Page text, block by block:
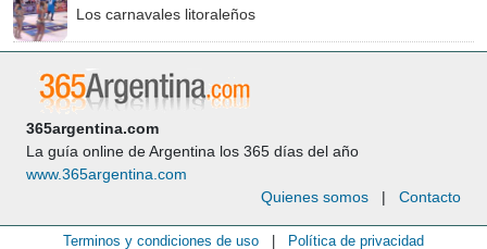
Los carnavales litoraleños
365argentina.com
La guía online de Argentina los 365 días del año
www.365argentina.com
Quienes somos | Contacto
Terminos y condiciones de uso Política de privacidad